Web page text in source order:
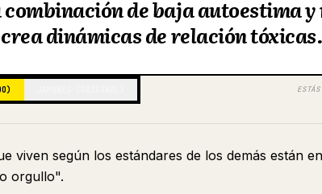
combinación de baja autoestima y
dinámicas de relación tóxicas.
viven según los estándares de los demás están
orgullo".